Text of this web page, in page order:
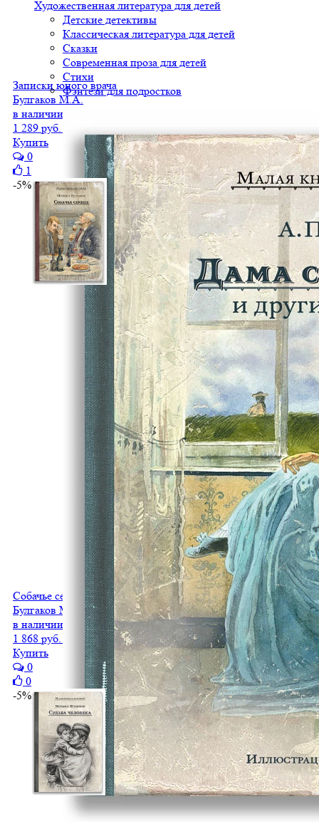
Художественная литература для детей
Детские детективы
Классическая литература для детей
Сказки
Современная проза для детей
Стихи
Фэнтези для подростков
Записки юного врача
Булгаков М.А.
в наличии
1 289 руб.
Купить
0
1
-5%
Собачье сердце
Булгаков М.А
в наличии
1 868 руб.
1 775 руб.
Купить
0
0
-5%